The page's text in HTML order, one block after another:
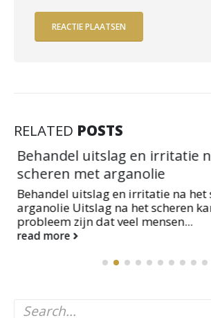
RELATED POSTS
Behandel uitslag en irritatie
scheren met arganolie
Behandel uitslag en irritatie na het
arganolie Uitslag na het scheren
probleem zijn dat veel mensen...
read more